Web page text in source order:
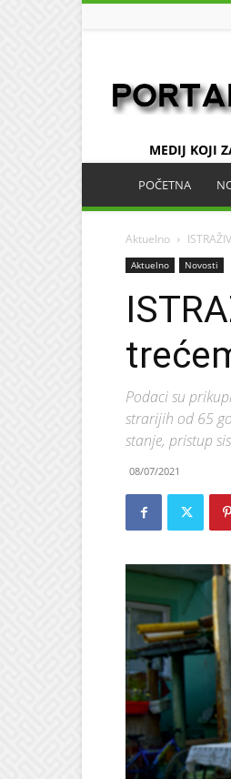
MEDIJ KOJI
POČETNA
Aktuelno
Aktuelno Novosti
Podaci su
strarijih od 65
stanje, pristup
08/07/2021